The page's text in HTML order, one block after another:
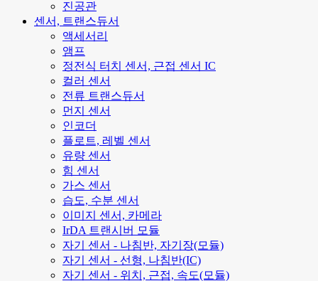
진공관
센서, 트랜스듀서
액세서리
앰프
정전식 터치 센서, 근접 센서 IC
컬러 센서
전류 트랜스듀서
먼지 센서
인코더
플로트, 레벨 센서
유량 센서
힘 센서
가스 센서
습도, 수분 센서
이미지 센서, 카메라
IrDA 트랜시버 모듈
자기 센서 - 나침반, 자기장(모듈)
자기 센서 - 선형, 나침반(IC)
자기 센서 - 위치, 근접, 속도(모듈)